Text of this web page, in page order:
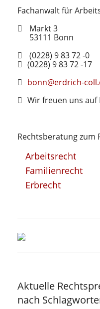
Fachanwalt für
Markt 3
53111 Bonn
(0228) 9 83 72 -0
(0228) 9 83 72 -17
bonn@erdrich-
Wir freuen uns auf
Rechtsberatung zum
Arbeitsrecht
Familienrecht
Erbrecht
Aktuelle
nach